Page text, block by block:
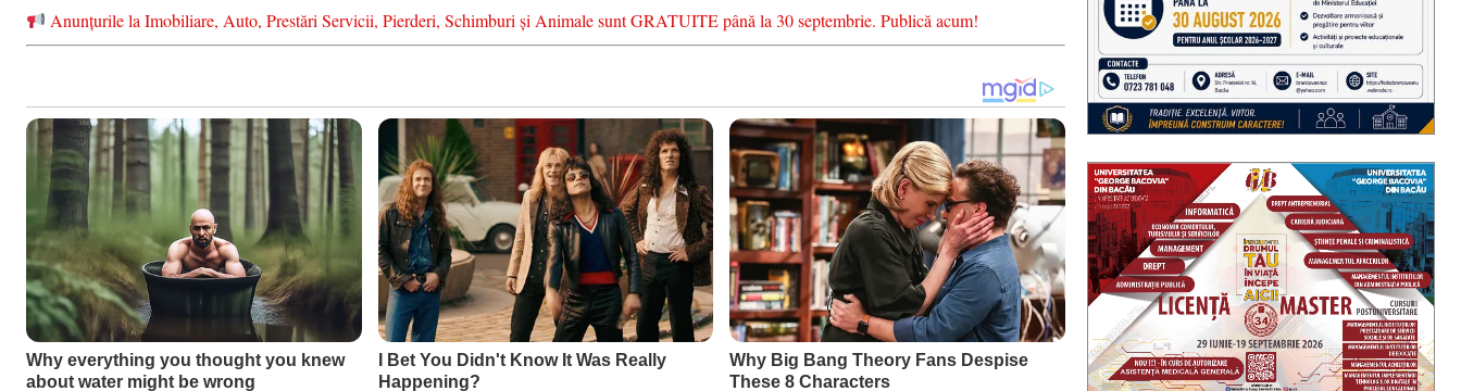
Anunțurile la Imobiliare, Auto, Prestări Servicii, Pierderi, Schimburi și Animale sunt GRATUITE până la 30 septembrie. Publică acum!